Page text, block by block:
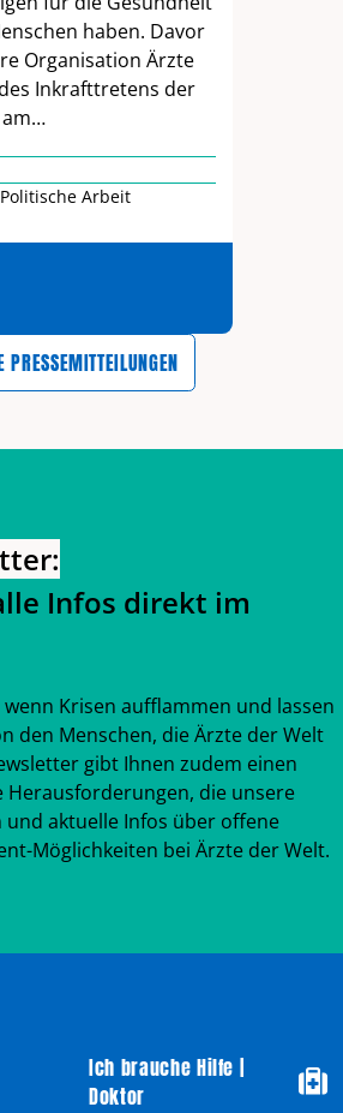
haben. Davor
Organisation Ärzte
Inkrafttretens der
Politische Arbeit
PRESSEMITTEILUNGEN
Infos direkt im
Krisen aufflammen und lassen
den Menschen, die Ärzte der Welt
gibt Ihnen zudem einen
Herausforderungen, die unsere
und aktuelle Infos über offene
Möglichkeiten bei Ärzte der Welt.
Ich brauche Hilfe |
Doktor